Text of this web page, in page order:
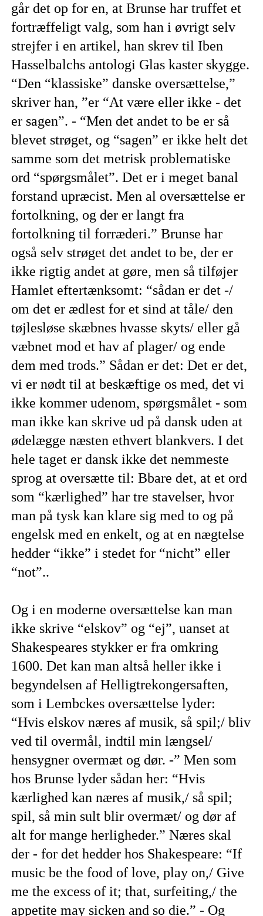
går det op for en, at Brunse har truffet et
fortræffeligt valg, som han i øvrigt selv
strejfer i en artikel, han skrev til Iben
Hasselbalchs antologi Glas kaster skygge.
“Den “klassiske” danske oversættelse,”
skriver han, ”er “At være eller ikke - det
er sagen”. - “Men det andet to be er så
blevet strøget, og “sagen” er ikke helt det
samme som det metrisk problematiske
ord “spørgsmålet”. Det er i meget banal
forstand upræcist. Men al oversættelse er
fortolkning, og der er langt fra
fortolkning til forræderi.” Brunse har
også selv strøget det andet to be, der er
ikke rigtig andet at gøre, men så tilføjer
Hamlet eftertænksomt: “sådan er det -/
om det er ædlest for et sind at tåle/ den
tøjlesløse skæbnes hvasse skyts/ eller gå
væbnet mod et hav af plager/ og ende
dem med trods.” Sådan er det: Det er det,
vi er nødt til at beskæftige os med, det vi
ikke kommer udenom, spørgsmålet - som
man ikke kan skrive ud på dansk uden at
ødelægge næsten ethvert blankvers. I det
hele taget er dansk ikke det nemmeste
sprog at oversætte til: Bbare det, at et ord
som “kærlighed” har tre stavelser, hvor
man på tysk kan klare sig med to og på
engelsk med en enkelt, og at en nægtelse
hedder “ikke” i stedet for “nicht” eller
“not”..
Og i en moderne oversættelse kan man
ikke skrive “elskov” og “ej”, uanset at
Shakespeares stykker er fra omkring
1600. Det kan man altså heller ikke i
begyndelsen af Helligtrekongersaften,
som i Lembckes oversættelse lyder:
“Hvis elskov næres af musik, så spil;/ bliv
ved til overmål, indtil min længsel/
hensygner overmæt og dør. -” Men som
hos Brunse lyder sådan her: “Hvis
kærlighed kan næres af musik,/ så spil;
spil, så min sult blir overmæt/ og dør af
alt for mange herligheder.” Næres skal
der - for det hedder hos Shakespeare: “If
music be the food of love, play on,/ Give
me the excess of it; that, surfeiting,/ the
appetite may sicken and so die.” - Og